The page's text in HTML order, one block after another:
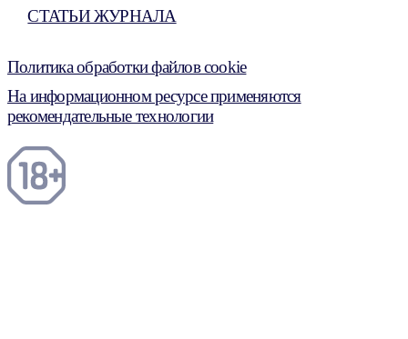
СТАТЬИ ЖУРНАЛА
Политика обработки файлов cookie
На информационном ресурсе применяются
рекомендательные технологии